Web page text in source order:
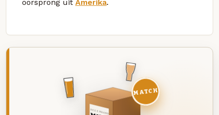
oorsprong uit Amerika.
DEZE MAAND
MATCH